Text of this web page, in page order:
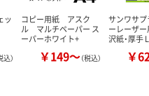
ッ
込）
コピー用紙 アスク
ル マルチペーパー ス
ーパーホワイト+
￥149～（税込）
サンワサ
ーレーザ
沢紙・厚手
￥